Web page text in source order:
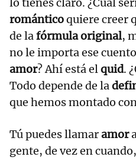
lo tienes claro. ¿Cuál
románticoquiere creer
de lafórmula original,
no le importa ese
amor? Ahí está elquid.
Todo depende de la
que hemos montado
Tú puedes llamaramor
gente, de vez en